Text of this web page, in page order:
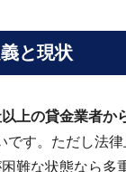
と現状
上の貸金業者か
です。ただし法
難な状態なら多